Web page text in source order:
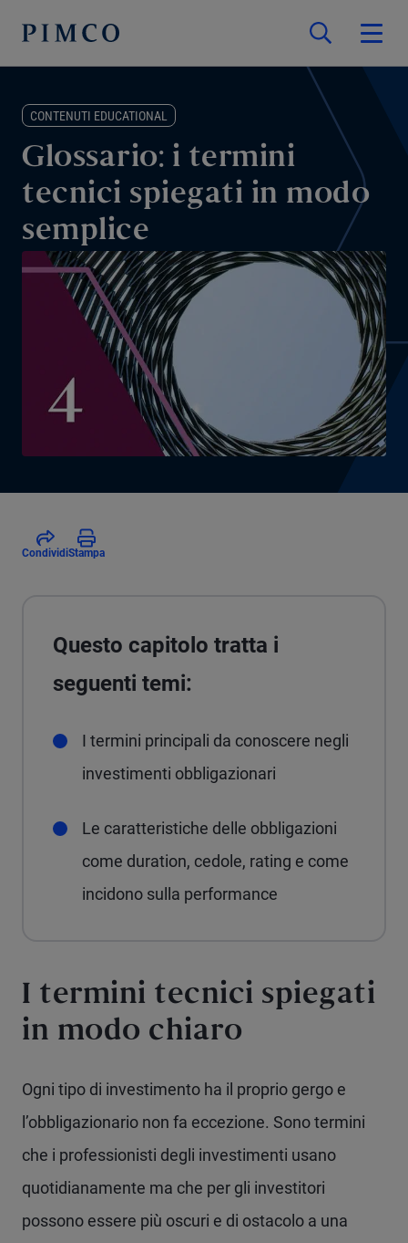
CONTENUTI EDUCATIONAL
Glossario: i termini
tecnici spiegati in modo
semplice
CondividiStampa
Questo capitolo tratta i
seguenti temi:
I termini principali da conoscere negli
investimenti obbligazionari
Le caratteristiche delle obbligazioni
come duration, cedole, rating e come
incidono sulla performance
I termini tecnici spiegati
in modo chiaro
Ogni tipo di investimento ha il proprio gergo e
l’obbligazionario non fa eccezione. Sono termini
che i professionisti degli investimenti usano
quotidianamente ma che per gli investitori
possono essere più oscuri e di ostacolo a una